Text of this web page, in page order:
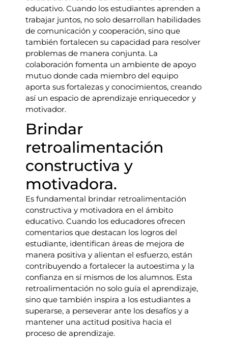
educativo. Cuando los estudiantes aprenden a
trabajar juntos, no solo desarrollan habilidades
de comunicación y cooperación, sino que
también fortalecen su capacidad para resolver
problemas de manera conjunta. La
colaboración fomenta un ambiente de apoyo
mutuo donde cada miembro del equipo
aporta sus fortalezas y conocimientos, creando
así un espacio de aprendizaje enriquecedor y
motivador.
Brindar
retroalimentación
constructiva y
motivadora.
Es fundamental brindar retroalimentación
constructiva y motivadora en el ámbito
educativo. Cuando los educadores ofrecen
comentarios que destacan los logros del
estudiante, identifican áreas de mejora de
manera positiva y alientan el esfuerzo, están
contribuyendo a fortalecer la autoestima y la
confianza en sí mismos de los alumnos. Esta
retroalimentación no solo guía el aprendizaje,
sino que también inspira a los estudiantes a
superarse, a perseverar ante los desafíos y a
mantener una actitud positiva hacia el
proceso de aprendizaje.